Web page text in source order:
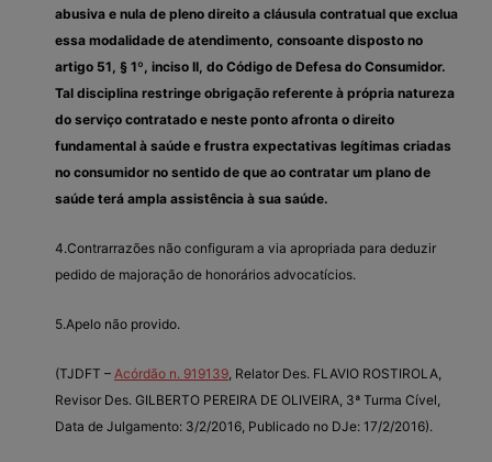
abusiva e nula de pleno direito a cláusula contratual que exclua
essa modalidade de atendimento, consoante disposto no
artigo 51, § 1º, inciso II, do Código de Defesa do Consumidor.
Tal disciplina restringe obrigação referente à própria natureza
do serviço contratado e neste ponto afronta o direito
fundamental à saúde e frustra expectativas legítimas criadas
no consumidor no sentido de que ao contratar um plano de
saúde terá ampla assistência à sua saúde.
4.Contrarrazões não configuram a via apropriada para deduzir
pedido de majoração de honorários advocatícios.
5.Apelo não provido.
(TJDFT – Acórdão n. 919139 , Relator Des. FLAVIO ROSTIROLA,
Revisor Des. GILBERTO PEREIRA DE OLIVEIRA, 3ª Turma Cível,
Data de Julgamento: 3/2/2016, Publicado no DJe: 17/2/2016).